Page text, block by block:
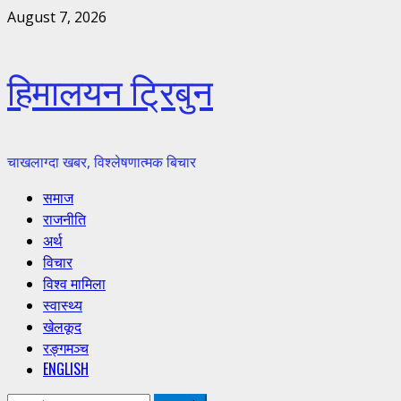
Skip
August 7, 2026
हिमालयन ट्रिबुन
चाखलाग्दा खबर, विश्लेषणात्मक बिचार
Primary
Menu
समाज
राजनीति
अर्थ
विचार
विश्व मामिला
स्वास्थ्य
खेलकूद
रङ्गमञ्च
ENGLISH